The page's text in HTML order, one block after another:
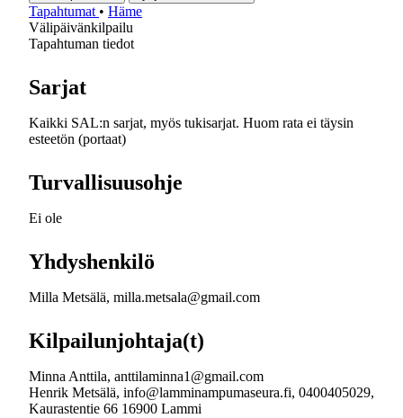
Tapahtumat • Häme
Välipäivänkilpailu
Tapahtuman tiedot
Sarjat
Kaikki SAL:n sarjat, myös tukisarjat. Huom rata ei täysin
esteetön (portaat)
Turvallisuusohje
Ei ole
Yhdyshenkilö
Milla Metsälä, milla.metsala@gmail.com
Kilpailunjohtaja(t)
Minna Anttila, anttilaminna1@gmail.com
Henrik Metsälä, info@lamminampumaseura.fi, 0400405029,
Kaurastentie 66 16900 Lammi